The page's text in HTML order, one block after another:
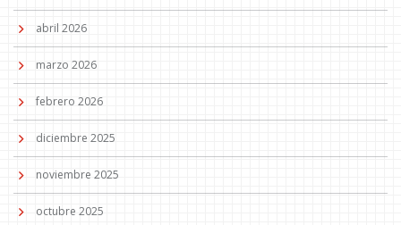
abril 2026
marzo 2026
febrero 2026
diciembre 2025
noviembre 2025
octubre 2025